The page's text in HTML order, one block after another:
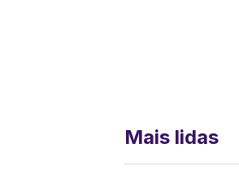
Mais lidas